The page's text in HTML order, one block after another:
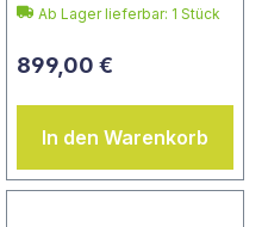
Ab Lager lieferbar: 1 Stück
899,00 €
In den Warenkorb